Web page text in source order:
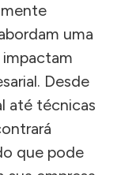
uma
Desde
até técnicas
que pode